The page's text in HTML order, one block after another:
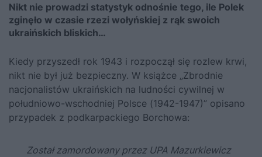
Nikt nie prowadzi statystyk odnośnie tego, ile Polek
zginęło w czasie rzezi wołyńskiej z rąk swoich
ukraińskich bliskich…
Kiedy przyszedł rok 1943 i rozpoczął się rozlew krwi,
nikt nie był już bezpieczny. W książce „Zbrodnie
nacjonalistów ukraińskich na ludności cywilnej w
południowo-wschodniej Polsce (1942-1947)” opisano
przypadek z podkarpackiego Borchowa:
Został zamordowany przez UPA Mazurkiewicz